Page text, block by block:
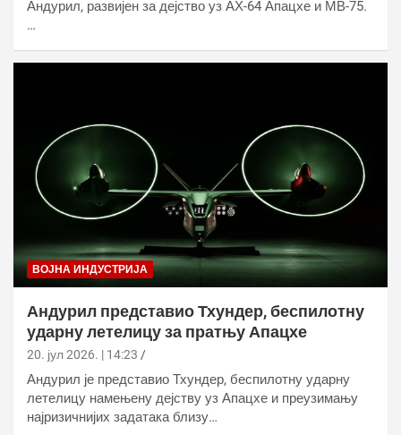
Андурил, развијен за дејство уз АХ-64 Апацхе и МВ-75.
…
ВОЈНА ИНДУСТРИЈА
Андурил представио Тхундер, беспилотну
ударну летелицу за пратњу Апацхе
20. јул 2026. | 14:23
Андурил је представио Тхундер, беспилотну ударну
летелицу намењену дејству уз Апацхе и преузимању
најризичнијих задатака близу…